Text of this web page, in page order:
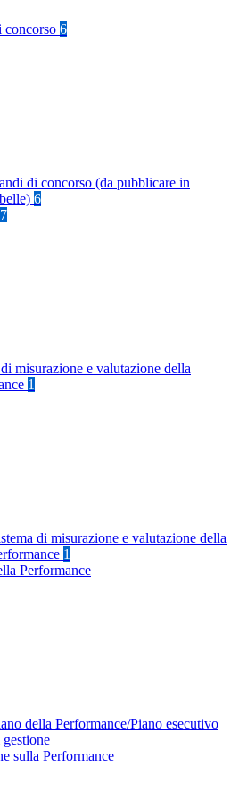
concorso 6
di concorso (da pubblicare in
6
misurazione e valutazione della
1
di misurazione e valutazione della
1
Performance
della Performance/Piano esecutivo
gestione
sulla Performance